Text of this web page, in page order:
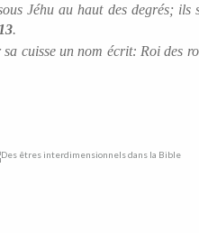
Jéhu au haut des degrés; ils
.
cuisse un nom écrit: Roi des